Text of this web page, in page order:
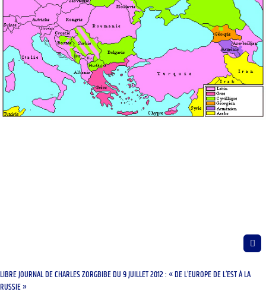
LIBRE JOURNAL DE CHARLES ZORGBIBE DU 9 JUILLET 2012 : « DE L’EUROPE DE L’EST À LA
RUSSIE »